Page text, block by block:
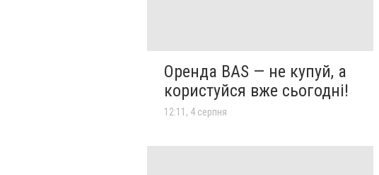
Оренда BAS — не купуй, а
користуйся вже сьогодні!
12:11, 4 серпня